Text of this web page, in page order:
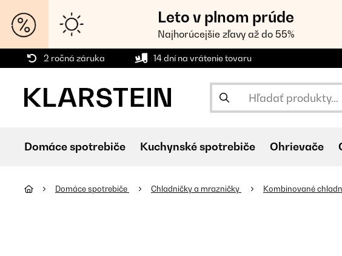
Leto v plnom prúde
Najhorúcejšie zľavy až do 55%
2 ročná záruka 14 dní na vrátenie tovaru
Domáce spotrebiče Kuchynské spotrebiče Ohrievače
Domáce spotrebiče Chladničky a mrazničky Kombinované